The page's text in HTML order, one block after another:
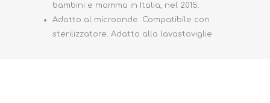
bambini e mamma in Italia, nel 2015.
Adatto al microonde. Compatibile con
sterilizzatore. Adatto alla lavastoviglie